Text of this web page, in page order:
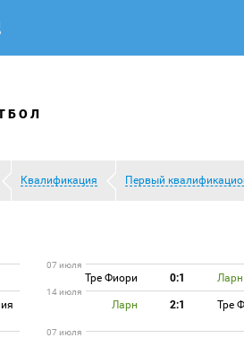
Квалификация Первый
07 июля
Тре Фиори 0:1 Ларн
14 июля
Ларн 2:1 Тре
07 июля